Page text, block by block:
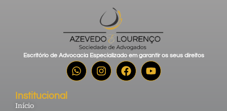
Escritório de Advocacia Especializado em garantir os seus direitos
Institucional
Início